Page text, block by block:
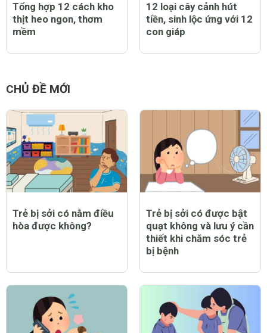
Tổng hợp 12 cách kho
thịt heo ngon, thơm
mềm
12 loại cây cảnh hút
tiền, sinh lộc ứng với 12
con giáp
CHỦ ĐỀ MỚI
Trẻ bị sởi có nằm điều
hòa được không?
Trẻ bị sởi có được bật
quạt không và lưu ý cần
thiết khi chăm sóc trẻ
bị bệnh